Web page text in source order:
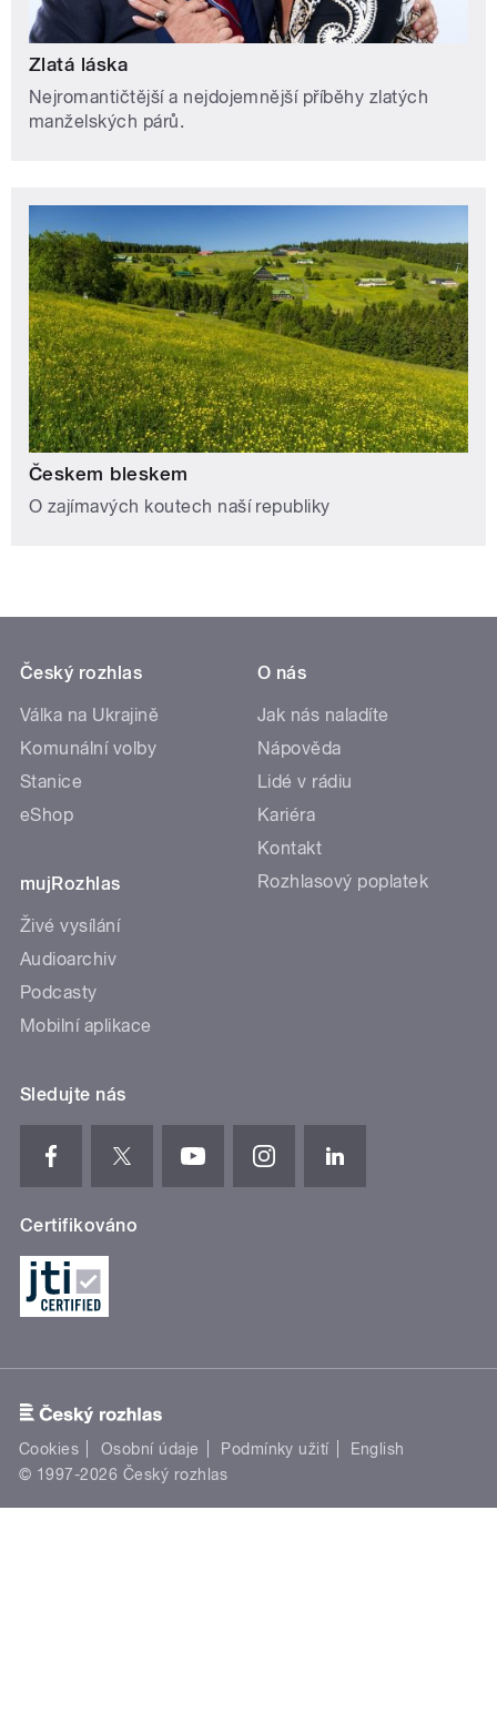
Zlatá láska
Nejromantičtější a nejdojemnější příběhy zlatých
manželských párů.
Českem bleskem
O zajímavých koutech naší republiky
Český rozhlas
Válka na Ukrajině
Komunální volby
Stanice
eShop
mujRozhlas
Živé vysílání
Audioarchiv
Podcasty
Mobilní aplikace
O nás
Jak nás naladíte
Nápověda
Lidé v rádiu
Kariéra
Kontakt
Rozhlasový poplatek
Sledujte nás
Certifikováno
Cookies Osobní údaje Podmínky užití
English
© 1997-2026 Český rozhlas